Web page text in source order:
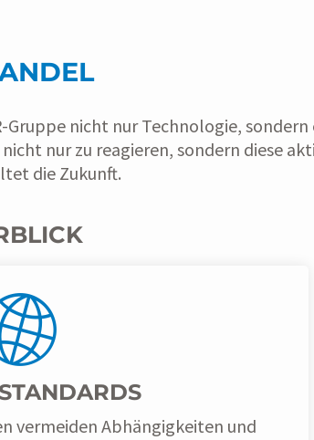
Gruppe nicht nur Technologie,
nur zu reagieren, sondern diese
die Zukunft.
vermeiden Abhängigkeiten und